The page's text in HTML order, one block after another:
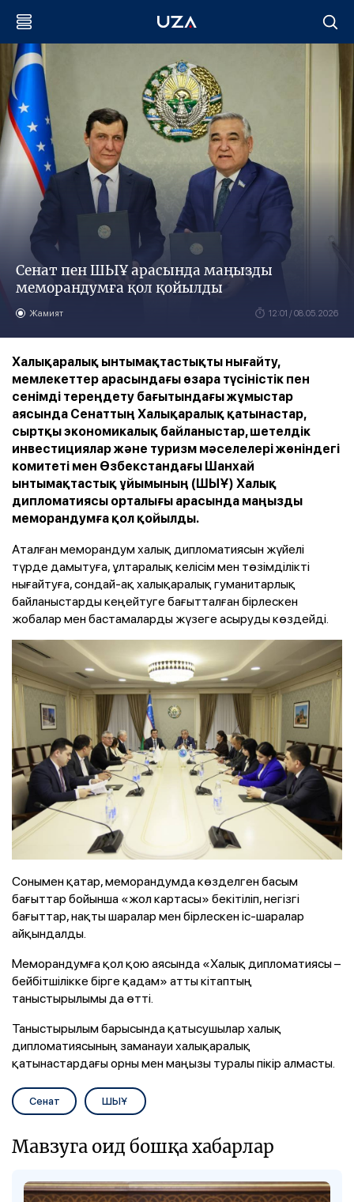
Сенат пен ШЫҰ арасында маңызды
меморандумға қол қойылды
Жамият 12:01 / 08.05.2026
Халықаралық ынтымақтастықты нығайту,
мемлекеттер арасындағы өзара түсіністік пен
сенімді тереңдету бағытындағы жұмыстар
аясында Сенаттың Халықаралық қатынастар,
сыртқы экономикалық байланыстар, шетелдік
инвестициялар және туризм мәселелері жөніндегі
комитеті мен Өзбекстандағы Шанхай
ынтымақтастық ұйымының (ШЫҰ) Халық
дипломатиясы орталығы арасында маңызды
меморандумға қол қойылды.
Аталған меморандум халық дипломатиясын жүйелі
түрде дамытуға, ұлтаралық келісім мен төзімділікті
нығайтуға, сондай-ақ халықаралық гуманитарлық
байланыстарды кеңейтуге бағытталған бірлескен
жобалар мен бастамаларды жүзеге асыруды көздейді.
Сонымен қатар, меморандумда көзделген басым
бағыттар бойынша «жол картасы» бекітіліп, негізгі
бағыттар, нақты шаралар мен бірлескен іс-шаралар
айқындалды.
Меморандумға қол қою аясында «Халық дипломатиясы –
бейбітшілікке бірге қадам» атты кітаптың
таныстырылымы да өтті.
Таныстырылым барысында қатысушылар халық
дипломатиясының заманауи халықаралық
қатынастардағы орны мен маңызы туралы пікір алмасты.
Сенат ШЫҰ
Мавзуга оид бошқа хабарлар